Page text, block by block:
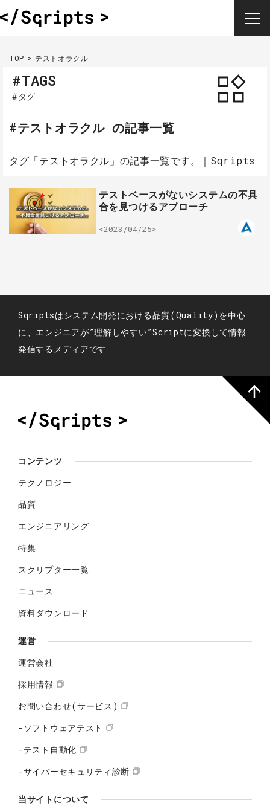
TOP テストオラクル
#TAGS
#タグ
#テストオラクル の記事一覧
タグ「テストオラクル」の記事一覧です。｜Sqripts
テストベースがないシステムの不具
合を見つけるアプローチ
<2023/04/25>
Sqriptsはシステム開発における品質(Quality)を中心
に、エンジニアが”理解しやすい”Scriptに変換して情報
発信するメディアです
コンテンツ
テクノロジー
品質
エンジニアリング
特集
スクリプター一覧
ニュース
資料ダウンロード
運営
運営会社
採用情報
お問い合わせ(サービス)
-ソフトウェアテスト
-テスト自動化
-サイバーセキュリティ診断
当サイトについて